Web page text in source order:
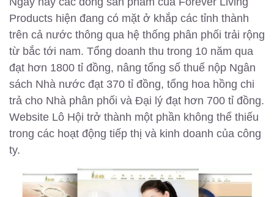
Products hiện đang có mặt ở khắp các tỉnh thành
trên cả nước thông qua hệ thống phân phối trải rộng
từ bắc tới nam. Tổng doanh thu trong 10 năm qua
đạt hơn 1800 tỉ đồng, nâng tổng số thuế nộp Ngân
sách Nhà nước đạt 370 tỉ đồng, tổng hoa hồng chi
trả cho Nhà phân phối và Đại lý đạt hơn 700 tỉ đồng.
Website Lô Hội trở thành một phần không thể thiếu
trong các hoạt động tiếp thị và kinh doanh của công
ty.